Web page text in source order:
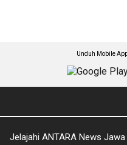
Unduh Mobile
Jelajahi ANTARA News